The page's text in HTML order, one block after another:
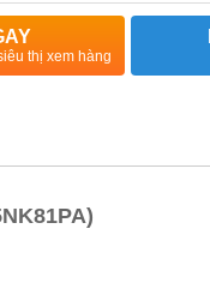
thị xem hàng